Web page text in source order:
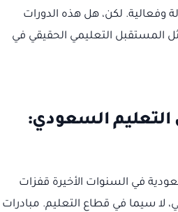
وفعالية. لكن، هل هذه الدورات
المستقبل التعليمي الحقيقي في
التعليم السعودي:
في السنوات الأخيرة قفزات
لا سيما في قطاع التعليم. مبادرات